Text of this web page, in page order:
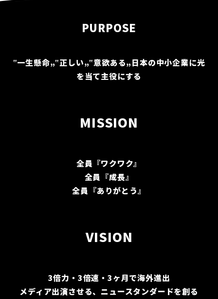
PURPOSE
‟一生懸命„‟正しい„‟意欲ある„日本の中小企業に光
を当て主役にする
MISSION
全員『ワクワク』
全員『成長』
全員『ありがとう』
VISION
3倍力・3倍速・3ヶ月で海外進出
メディア出演させる、ニュースタンダードを創る